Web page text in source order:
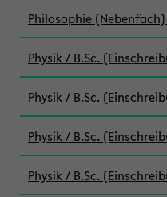
Philosophie
Physik / B.Sc.
Physik / B.Sc.
Physik / B.Sc.
Physik / B.Sc.